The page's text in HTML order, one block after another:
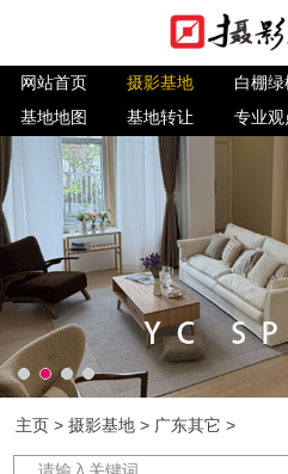
网站首页 摄影基地 白棚绿
基地地图
基地转让 专业观
主页 >摄影基地 > 广东其它 >